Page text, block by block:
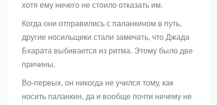
хотя ему ничего не стоило отказать им.
Когда они отправились с паланкином в путь,
другие носильщики стали замечать, что Джада
Бхарата выбивается из ритма. Этому было две
причины.
Во-первых, он никогда не учился тому, как
носить паланкин, да и вообще почти ничему не